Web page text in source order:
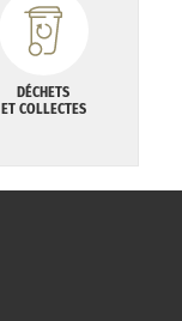
DÉCHETS
ET COLLECTES